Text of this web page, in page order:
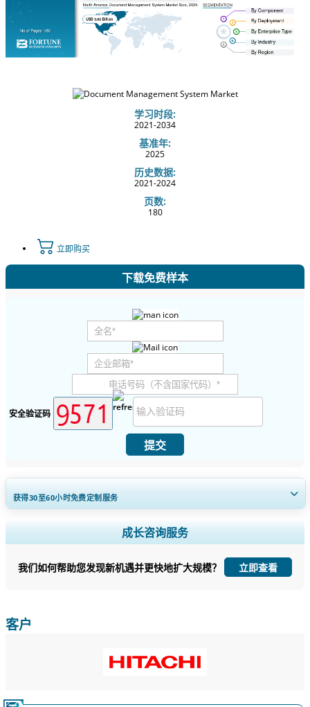
学习时段:
2021-2034
基准年:
2025
历史数据:
2021-2024
页数:
180
立即购买
下载免费样本
安全验证码
提交
获得30至60小时免费定制服务
扩大区域和国家覆盖范围， 细分市场分析， 公司简介， 竞争基准分析，
以及最终用户洞察。
立即定制
成长咨询服务
我们如何帮助您发现新机遇并更快地扩大规模？ 立即查看
客户